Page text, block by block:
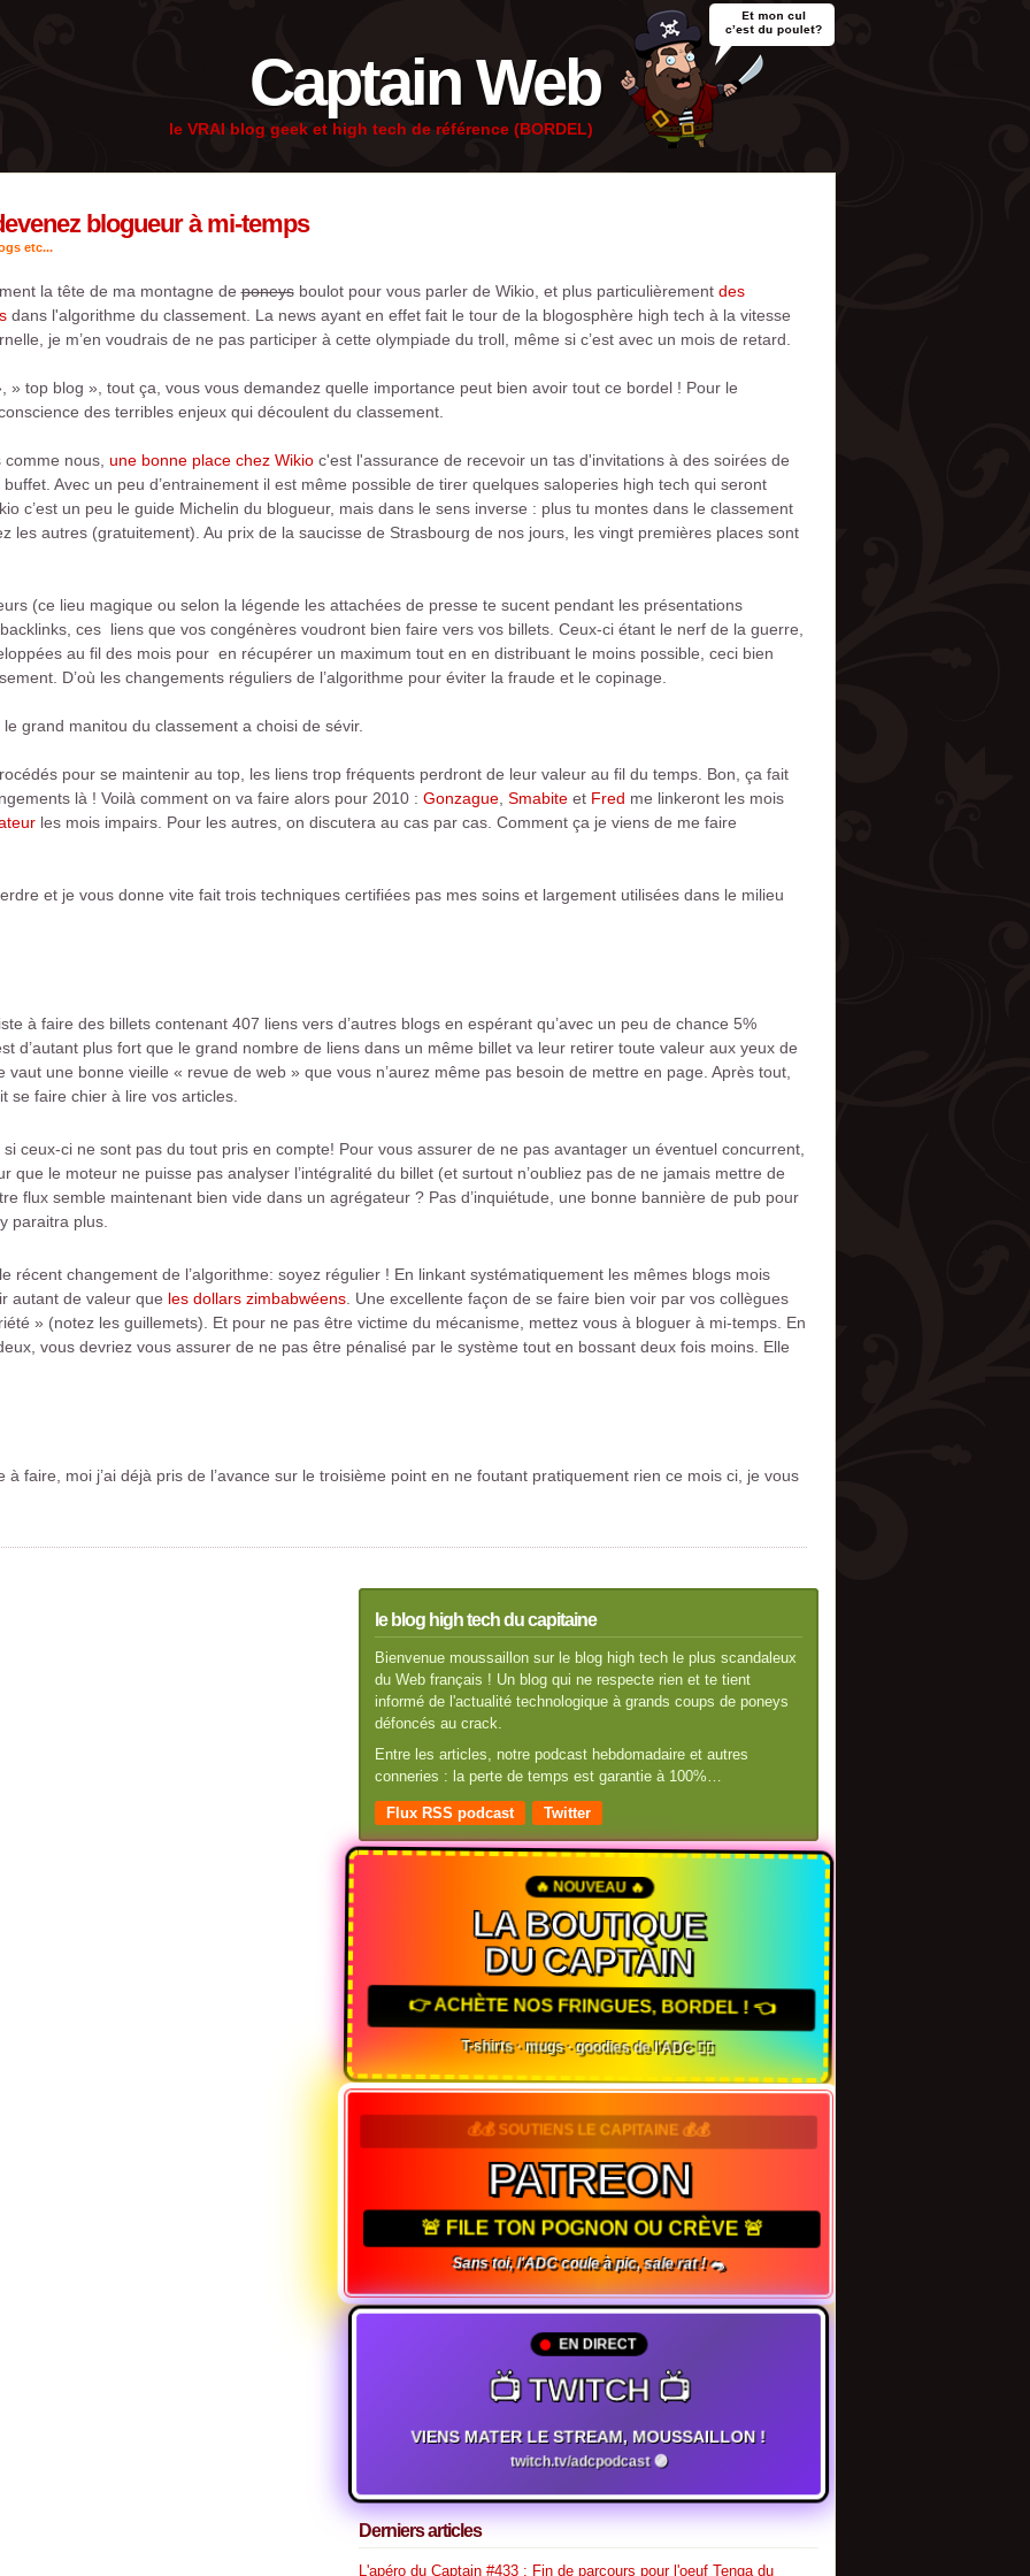
Captain Web
le VRAI blog geek et high tech de référence (BORDEL)
blogueur à mi-temps
etc...
la tête de ma montagne deponeysboulot pour vous parler de Wikio, et plus particulièrement des
dans l'algorithme du classement. La news ayant en effet fait le tour de la blogosphère high tech à la vitesse
je m’en voudrais de ne pas participer à cette olympiade du troll, même si c’est avec un mois de retard.
» top blog », tout ça, vous vous demandez quelle importance peut bien avoir tout ce bordel ! Pour le
des terribles enjeux qui découlent du classement.
nous, une bonne place chez Wikioc'est l'assurance de recevoir un tas d'invitations à des soirées de
Avec un peu d’entrainement il est même possible de tirer quelques saloperies high tech qui seront
c’est un peu le guide Michelin du blogueur, mais dans le sens inverse : plus tu montes dans le classement
les autres (gratuitement). Au prix de la saucisse de Strasbourg de nos jours, les vingt premières places sont
(ce lieu magique ou selon la légende les attachées de presse te sucent pendant les présentations
ces liens que vos congénères voudront bien faire vers vos billets. Ceux-ci étant le nerf de la guerre,
au fil des mois pour en récupérer un maximum tout en en distribuant le moins possible, ceci bien
D’où les changements réguliers de l’algorithme pour éviter la fraude et le copinage.
grand manitou du classement a choisi de sévir.
pour se maintenir au top, les liens trop fréquents perdront de leur valeur au fil du temps. Bon, ça fait
là ! Voilà comment on va faire alors pour 2010 : Gonzague, SmabiteetFred me linkeront les mois
les mois impairs. Pour les autres, on discutera au cas par cas. Comment ça je viens de me faire
et je vous donne vite fait trois techniques certifiées pas mes soins et largement utilisées dans le milieu
à faire des billets contenant 407 liens vers d’autres blogs en espérant qu’avec un peu de chance 5%
d’autant plus fort que le grand nombre de liens dans un même billet va leur retirer toute valeur aux yeux de
une bonne vieille « revue de web » que vous n’aurez même pas besoin de mettre en page. Après tout,
se faire chier à lire vos articles.
ceux-ci ne sont pas du tout pris en compte! Pour vous assurer de ne pas avantager un éventuel concurrent,
que le moteur ne puisse pas analyser l’intégralité du billet (et surtout n’oubliez pas de ne jamais mettre de
flux semble maintenant bien vide dans un agrégateur ? Pas d’inquiétude, une bonne bannière de pub pour
paraitra plus.
récent changement de l’algorithme: soyez régulier ! En linkant systématiquement les mêmes blogs mois
autant de valeur que les dollars zimbabwéens. Une excellente façon de se faire bien voir par vos collègues
» (notez les guillemets). Et pour ne pas être victime du mécanisme, mettez vous à bloguer à mi-temps. En
vous devriez vous assurer de ne pas être pénalisé par le système tout en bossant deux fois moins. Elle
faire, moi j’ai déjà pris de l’avance sur le troisième point en ne foutant pratiquement rien ce mois ci, je vous
le blog high tech du capitaine
Bienvenue moussaillon sur le blog high tech le plus scandaleux
du Web français ! Un blog qui ne respecte rien et te tient
informé de l'actualité technologique à grands coups de poneys
défoncés au crack.
Entre les articles, notre podcast hebdomadaire et autres
conneries : la perte de temps est garantie à 100%…
Flux RSS podcast Twitter
🔥 NOUVEAU 🔥
LA BOUTIQUE
DU CAPTAIN
👉 ACHÈTE NOS FRINGUES, BORDEL ! 👈
T-shirts · mugs · goodies de l'ADC 🏴‍☠️
💰💰 SOUTIENS LE CAPITAINE 💰💰
PATREON
🚨 FILE TON POGNON OU CRÈVE 🚨
Sans toi, l'ADC coule à pic, sale rat ! 🐀
EN DIRECT
📺 TWITCH 📺
VIENS MATER LE STREAM, MOUSSAILLON !
twitch.tv/adcpodcast 🟣
Derniers articles
L'apéro du Captain #433 : Fin de parcours pour l'oeuf Tenga du